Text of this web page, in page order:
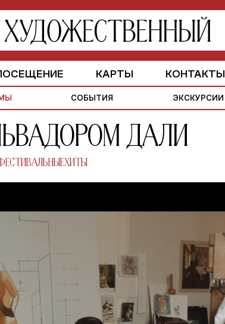
СОБЫТИЯ ЭКСКУРСИИ
ИСТОРИЯ ПАРТНЕРАМ
КАРТЫ КОНТАКТЫ
Дали